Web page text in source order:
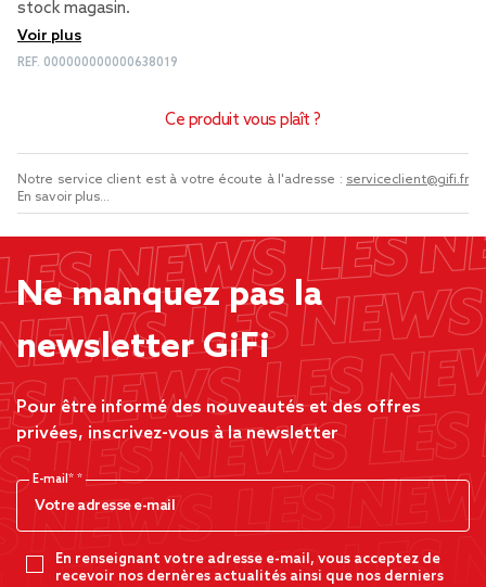
stock magasin.
Voir plus
REF. 000000000000638019
Ce produit vous plaît ?
Notre service client est à votre écoute à l'adresse : serviceclient@gifi.fr
En savoir plus...
Ne manquez pas la
newsletter GiFi
Pour être informé des nouveautés et des offres
privées, inscrivez-vous à la newsletter
E-mail*
En renseignant votre adresse e-mail, vous acceptez de
recevoir nos dernères actualités ainsi que nos derniers